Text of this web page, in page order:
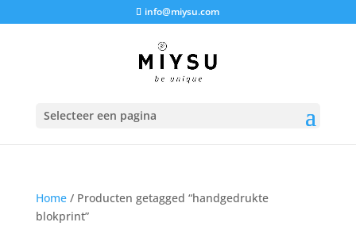
info@miysu.com
Selecteer een pagina
Home/ Producten getagged “handgedrukte
blokprint”